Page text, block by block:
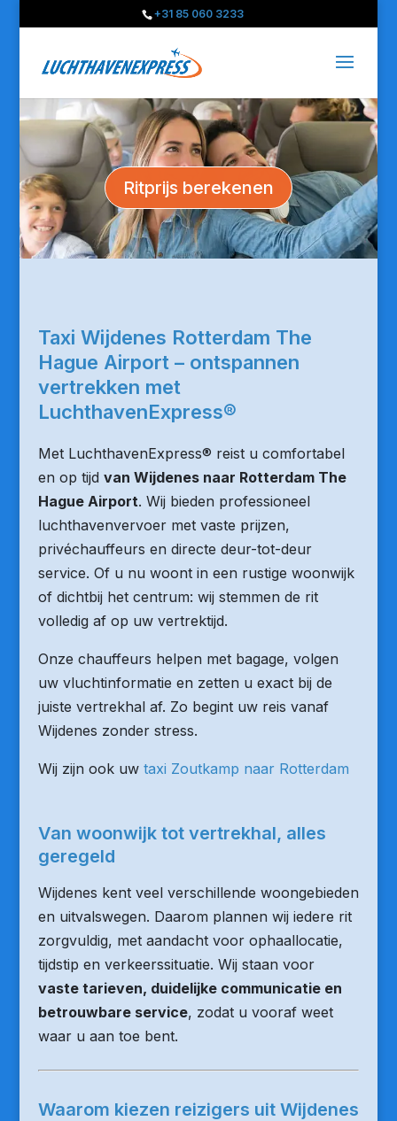
+31 85 060 3233
Ritprijs berekenen
Taxi Wijdenes Rotterdam The
Hague Airport – ontspannen
vertrekken met
LuchthavenExpress®
Met LuchthavenExpress® reist u comfortabel
en op tijd van Wijdenes naar Rotterdam The
Hague Airport. Wij bieden professioneel
luchthavenvervoer met vaste prijzen,
privéchauffeurs en directe deur-tot-deur
service. Of u nu woont in een rustige woonwijk
of dichtbij het centrum: wij stemmen de rit
volledig af op uw vertrektijd.
Onze chauffeurs helpen met bagage, volgen
uw vluchtinformatie en zetten u exact bij de
juiste vertrekhal af. Zo begint uw reis vanaf
Wijdenes zonder stress.
Wij zijn ook uw taxi Zoutkamp naar Rotterdam
Van woonwijk tot vertrekhal, alles
geregeld
Wijdenes kent veel verschillende woongebieden
en uitvalswegen. Daarom plannen wij iedere rit
zorgvuldig, met aandacht voor ophaallocatie,
tijdstip en verkeerssituatie. Wij staan voor
vaste tarieven, duidelijke communicatie en
betrouwbare service, zodat u vooraf weet
waar u aan toe bent.
Waarom kiezen reizigers uit Wijdenes